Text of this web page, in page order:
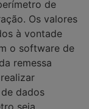
de
Os valores
à vontade
o software de
remessa
dados